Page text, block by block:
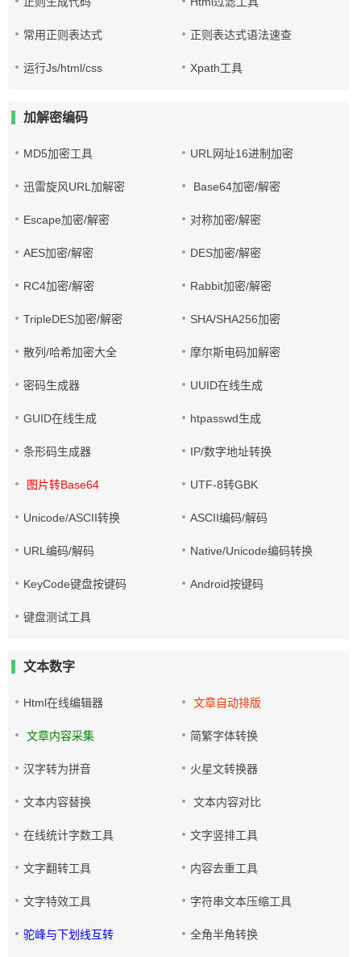
常用正则表达式 正则表达式语法速查
运行Js/html/css Xpath工具
加解密编码
MD5加密工具 URL网址16进制加密
迅雷旋风URL加解密 Base64加密/解密
Escape加密/解密 对称加密/解密
AES加密/解密 DES加密/解密
RC4加密/解密 Rabbit加密/解密
TripleDES加密/解密 SHA/SHA256加密
散列/哈希加密大全 摩尔斯电码加解密
密码生成器 UUID在线生成
GUID在线生成 htpasswd生成
条形码生成器 IP/数字地址转换
图片转Base64 UTF-8转GBK
Unicode/ASCII转换 ASCII编码/解码
URL编码/解码 Native/Unicode编码转换
KeyCode键盘按键码 Android按键码
键盘测试工具
文本数字
Html在线编辑器 文章自动排版
文章内容采集 简繁字体转换
汉字转为拼音 火星文转换器
文本内容替换 文本内容对比
在线统计字数工具 文字竖排工具
文字翻转工具 内容去重工具
文字特效工具 字符串文本压缩工具
驼峰与下划线互转 全角半角转换